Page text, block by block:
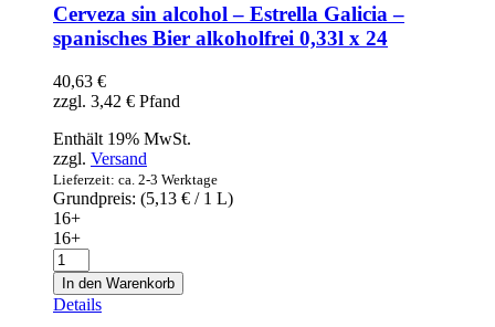
spanisches
Bier
0,33l
Menge
Cerveza sin alcohol – Estrella Galicia –
spanisches Bier alkoholfrei 0,33l x 24
40,63 €
zzgl. 3,42 € Pfand
Enthält 19% MwSt.
zzgl. Versand
Lieferzeit: ca. 2-3 Werktage
Grundpreis: (5,13 € / 1 L)
16+
16+
Cerveza
sin
alcohol
-
In den Warenkorb
Details